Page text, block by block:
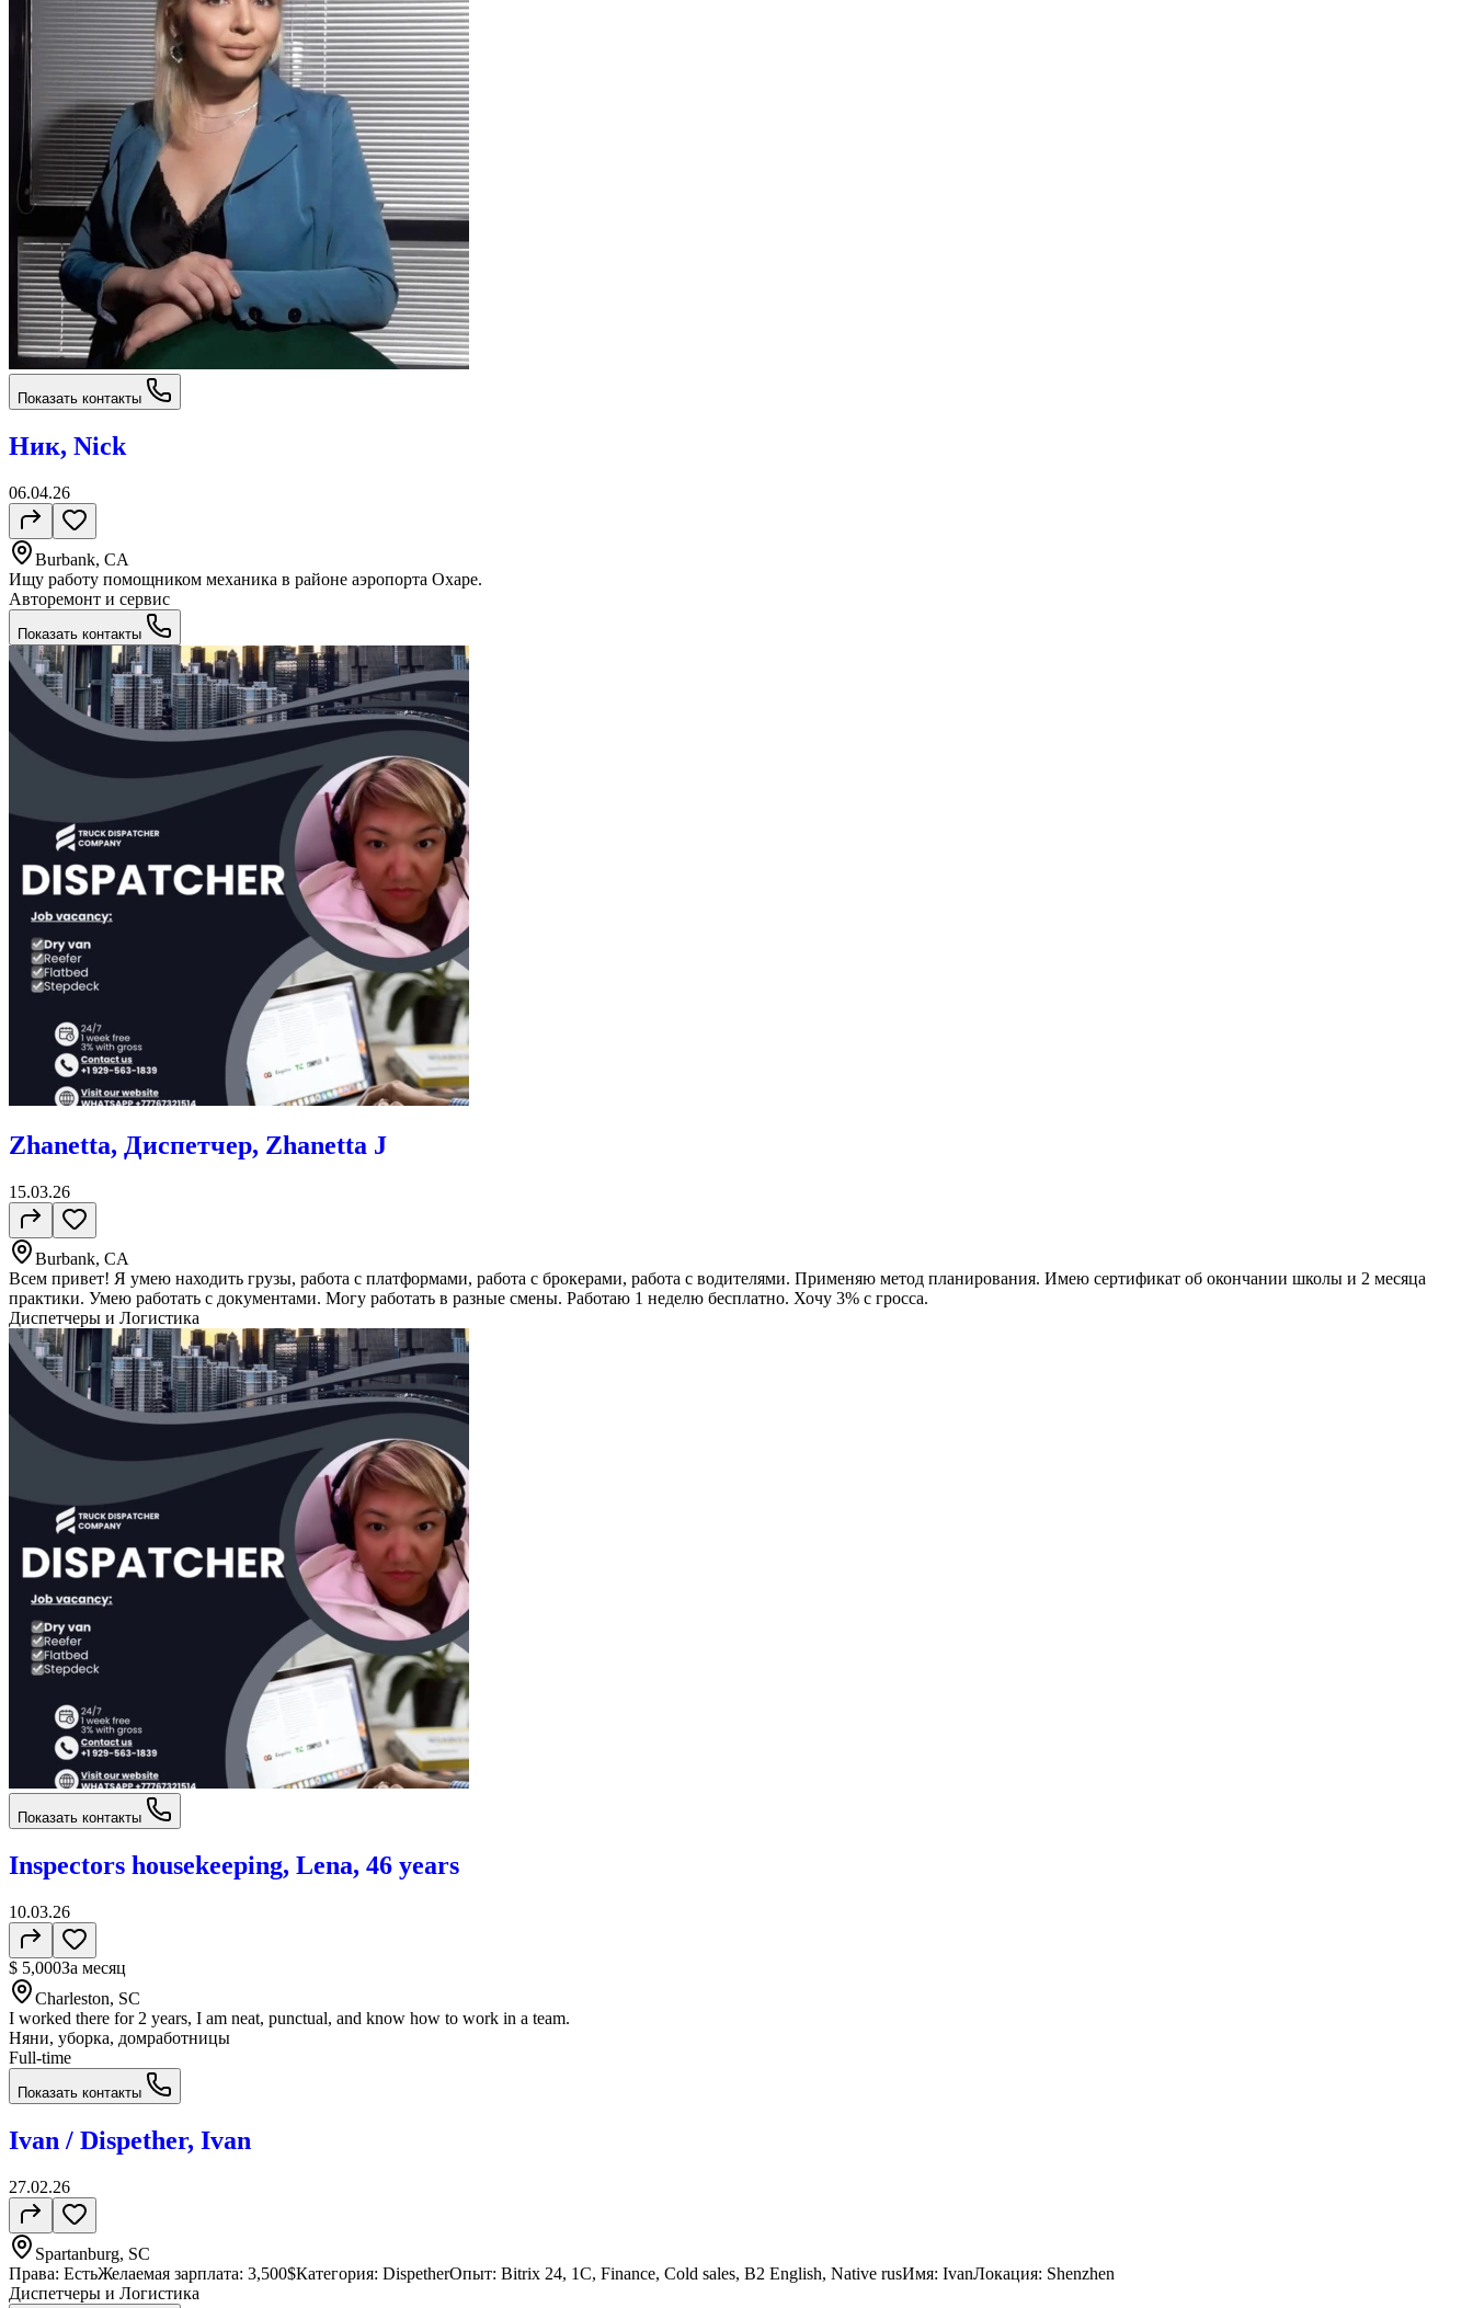
Показать контакты
Ник, Nick
06.04.26
Burbank, CA
Ищу работу помощником механика в районе аэропорта Охаре.
Авторемонт и cервис
Показать контакты
Zhanetta, Диспетчер, Zhanetta J
15.03.26
Burbank, CA
Всем привет! Я умею находить грузы, работа с платформами, работа с брокерами, работа с водителями. Применяю метод планирования. Имею сертификат об окончании школы и 2 месяца
практики. Умею работать с документами. Могу работать в разные смены. Работаю 1 неделю бесплатно. Хочу 3% с гросса.
Диспетчеры и Логистика
Показать контакты
Inspectors housekeeping, Lena, 46 years
10.03.26
$ 5,000За месяц
Charleston, SC
I worked there for 2 years, I am neat, punctual, and know how to work in a team.
Няни, уборка, домработницы
Full-time
Показать контакты
Ivan / Dispether, Ivan
27.02.26
Spartanburg, SC
Права: ЕстьЖелаемая зарплата: 3,500$Категория: DispetherОпыт: Bitrix 24, 1C, Finance, Cold sales, B2 English, Native rusИмя: IvanЛокация: Shenzhen
Диспетчеры и Логистика